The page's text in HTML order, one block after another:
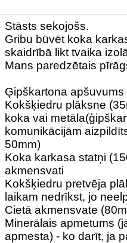
Stāsts sekojošs.
Gribu būvēt koka
skaidrībā likt tvaika
Mans paredzētais
Ģipškartona apšuvums
Kokšķiedru plāksne
koka vai
komunikācijām
50mm)
Koka karkasa statņi
akmensvati
Kokšķiedru pretvēja
laikam nedrīkst, jo
Cietā akmensvate
Minerālais apmetums
apmesta) - ko darīt, ja